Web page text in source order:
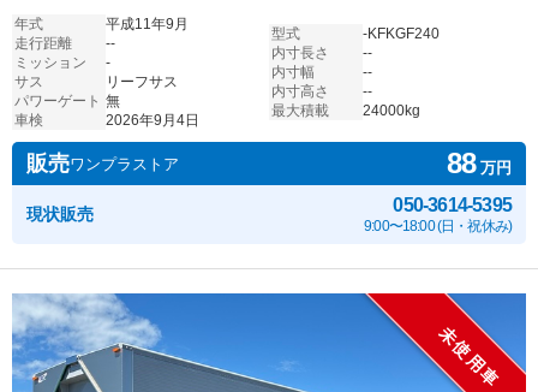
年式
平成11年9月
走行距離
--
ミッション
-
サス
リーフサス
パワーゲート 無
車検
2026年9月4日
型式
-KFKGF240
内寸長さ
--
内寸幅
--
内寸高さ
--
最大積載
24000kg
販売ワンプラストア 88万円
現状販売 050-3614-5395
9:00〜18:00 (日・祝休み)
未使用車